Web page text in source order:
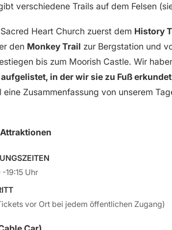
verschiedene Trails auf dem Felsen
Heart Church zuerst dem History
den Monkey Trail zur Bergstation und
bis zum Moorish Castle. Wir
in der wir sie zu Fuß
Zusammenfassung von unserem
19:15 Uhr
vor Ort bei jedem öffentlichen Zugang)